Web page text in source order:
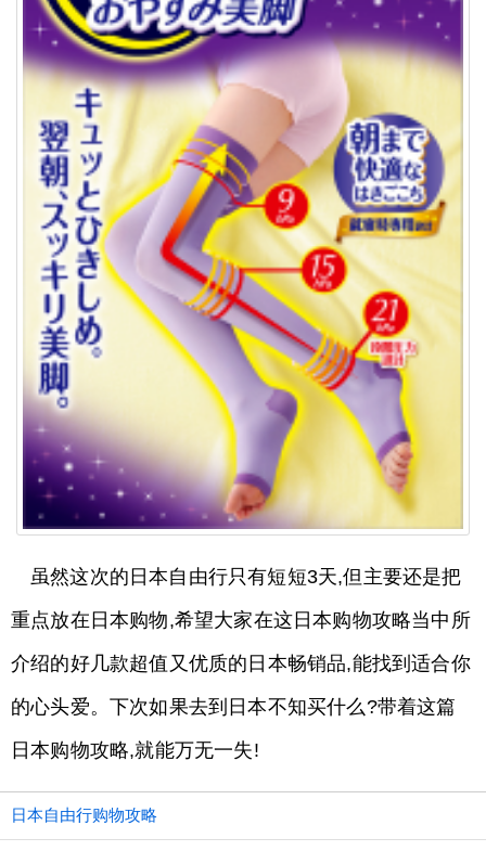
虽然这次的日本自由行只有短短3天,但主要还是把
重点放在日本购物,希望大家在这日本购物攻略当中所
介绍的好几款超值又优质的日本畅销品,能找到适合你
的心头爱。下次如果去到日本不知买什么?带着这篇
日本购物攻略,就能万无一失!
日本自由行购物攻略